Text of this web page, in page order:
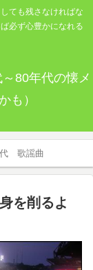
ても残さなければな
必ず心豊かになれる
80年代の懐メ
も）
歌謡曲
を削るよ